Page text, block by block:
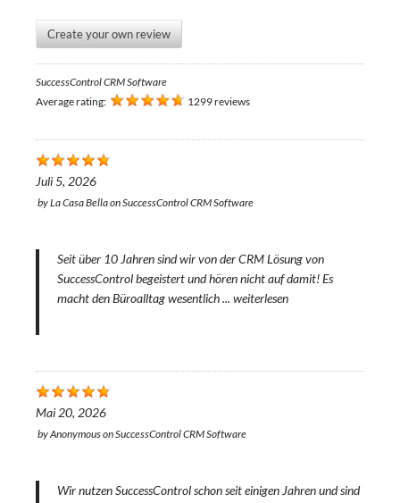
Create your own review
SuccessControl CRM Software
Average rating:
1299 reviews
Juli 5, 2026
byLa Casa BellaonSuccessControl CRM Software
Seit über 10 Jahren sind wir von der CRM Lösung von
SuccessControl begeistert und hören nicht auf damit! Es
macht den Büroalltag wesentlich ... weiterlesen
Mai 20, 2026
byAnonymousonSuccessControl CRM Software
Wir nutzen SuccessControl schon seit einigen Jahren und sind